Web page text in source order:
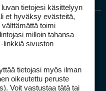
Stroke Play Championship
tietojesi käsittelyyn
et hyväksy evästeitä,
toimi
milloin tahansa
-linkkiä sivuston
tietojasi myös ilman
oikeutettu peruste
Voit vastustaa tätä tai